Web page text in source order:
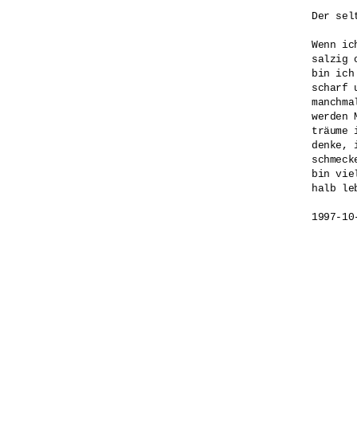
Der
Wenn
salzig
bin
scharf
werden
träume
bin
halb
1997-